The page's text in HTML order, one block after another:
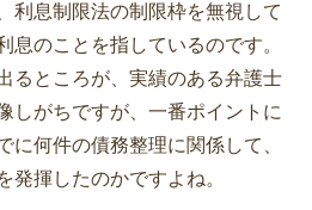
利息制限法の制限枠を無視して
息のことを指しているのです。
るところが、実績のある弁護士
しがちですが、一番ポイントに
に何件の債務整理に関係して、
発揮したのかですよね。